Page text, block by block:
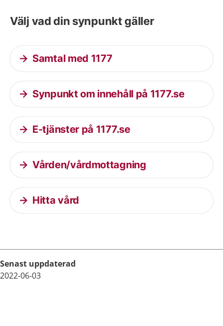
Välj vad din synpunkt gäller
Samtal med 1177
Synpunkt om innehåll på 1177.se
E-tjänster på 1177.se
Vården/vårdmottagning
Hitta vård
Senast uppdaterad
2022-06-03